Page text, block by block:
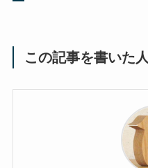
この記事を書いた人